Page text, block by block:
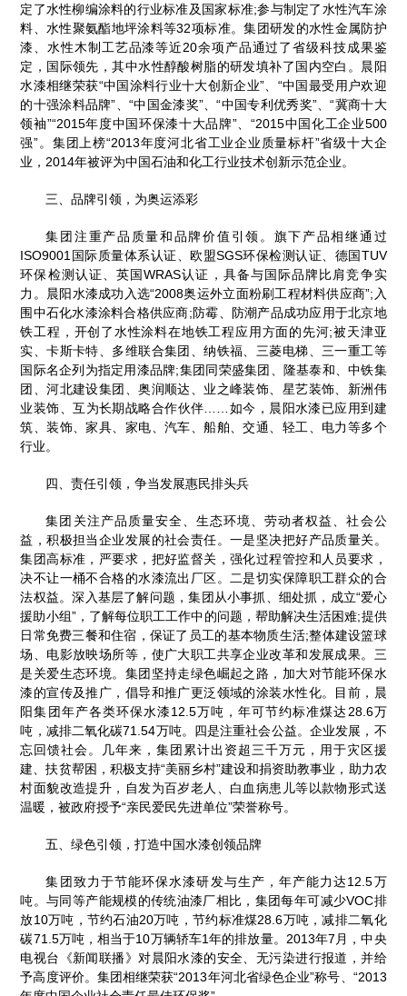
定了水性柳编涂料的行业标准及国家标准;参与制定了水性汽车涂
料、水性聚氨酯地坪涂料等32项标准。集团研发的水性金属防护
漆、水性木制工艺品漆等近20余项产品通过了省级科技成果鉴
定，国际领先，其中水性醇酸树脂的研发填补了国内空白。晨阳
水漆相继荣获“中国涂料行业十大创新企业”、“中国最受用户欢迎
的十强涂料品牌”、“中国金漆奖”、“中国专利优秀奖”、“冀商十大
领袖”“2015年度中国环保漆十大品牌”、“2015中国化工企业500
强”。集团上榜“2013年度河北省工业企业质量标杆”省级十大企
业，2014年被评为中国石油和化工行业技术创新示范企业。
三、品牌引领，为奥运添彩
集团注重产品质量和品牌价值引领。旗下产品相继通过
ISO9001国际质量体系认证、欧盟SGS环保检测认证、德国TUV
环保检测认证、英国WRAS认证，具备与国际品牌比肩竞争实
力。晨阳水漆成功入选“2008奥运外立面粉刷工程材料供应商”;入
围中石化水漆涂料合格供应商;防霉、防潮产品成功应用于北京地
铁工程，开创了水性涂料在地铁工程应用方面的先河;被天津亚
实、卡斯卡特、多维联合集团、纳铁福、三菱电梯、三一重工等
国际名企列为指定用漆品牌;集团同荣盛集团、隆基泰和、中铁集
团、河北建设集团、奥润顺达、业之峰装饰、星艺装饰、新洲伟
业装饰、互为长期战略合作伙伴……如今，晨阳水漆已应用到建
筑、装饰、家具、家电、汽车、船舶、交通、轻工、电力等多个
行业。
四、责任引领，争当发展惠民排头兵
集团关注产品质量安全、生态环境、劳动者权益、社会公
益，积极担当企业发展的社会责任。一是坚决把好产品质量关。
集团高标准，严要求，把好监督关，强化过程管控和人员要求，
决不让一桶不合格的水漆流出厂区。二是切实保障职工群众的合
法权益。深入基层了解问题，集团从小事抓、细处抓，成立“爱心
援助小组”，了解每位职工工作中的问题，帮助解决生活困难;提供
日常免费三餐和住宿，保证了员工的基本物质生活;整体建设篮球
场、电影放映场所等，使广大职工共享企业改革和发展成果。三
是关爱生态环境。集团坚持走绿色崛起之路，加大对节能环保水
漆的宣传及推广，倡导和推广更泛领域的涂装水性化。目前，晨
阳集团年产各类环保水漆12.5万吨，年可节约标准煤达28.6万
吨，减排二氧化碳71.54万吨。四是注重社会公益。企业发展，不
忘回馈社会。几年来，集团累计出资超三千万元，用于灾区援
建、扶贫帮困，积极支持“美丽乡村”建设和捐资助教事业，助力农
村面貌改造提升，自发为百岁老人、白血病患儿等以款物形式送
温暖，被政府授予“亲民爱民先进单位”荣誉称号。
五、绿色引领，打造中国水漆创领品牌
集团致力于节能环保水漆研发与生产，年产能力达12.5万
吨。与同等产能规模的传统油漆厂相比，集团每年可减少VOC排
放10万吨，节约石油20万吨，节约标准煤28.6万吨，减排二氧化
碳71.5万吨，相当于10万辆轿车1年的排放量。2013年7月，中央
电视台《新闻联播》对晨阳水漆的安全、无污染进行报道，并给
予高度评价。集团相继荣获“2013年河北省绿色企业”称号、“2013